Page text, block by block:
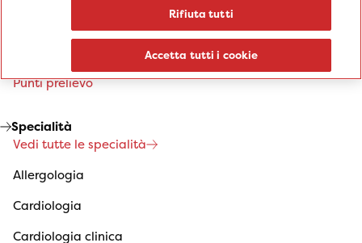
Punti prelievo
Specialità
Vedi tutte le specialità
Allergologia
Cardiologia
Cardiologia clinica
Rifiuta tutti
Accetta tutti i cookie